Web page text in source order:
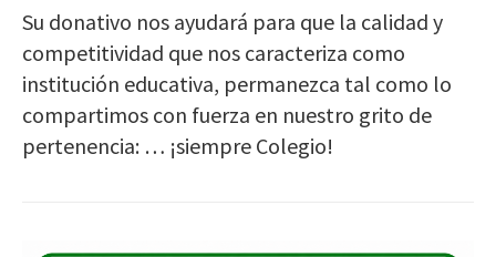
Su donativo nos ayudará para que la calidad y
competitividad que nos caracteriza como
institución educativa, permanezca tal como lo
compartimos con fuerza en nuestro grito de
pertenencia: … ¡siempre Colegio!